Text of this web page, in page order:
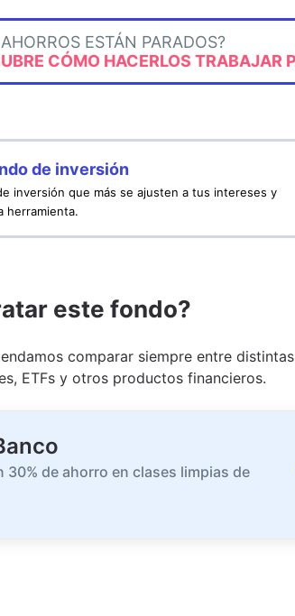
ESTÁN PARADOS?
CÓMO HACERLOS TRABAJAR
de inversión
inversión que más se ajusten a tus intereses y
herramienta.
este fondo?
comparar siempre entre
ETFs y otros productos financieros.
30% de ahorro en clases limpias de